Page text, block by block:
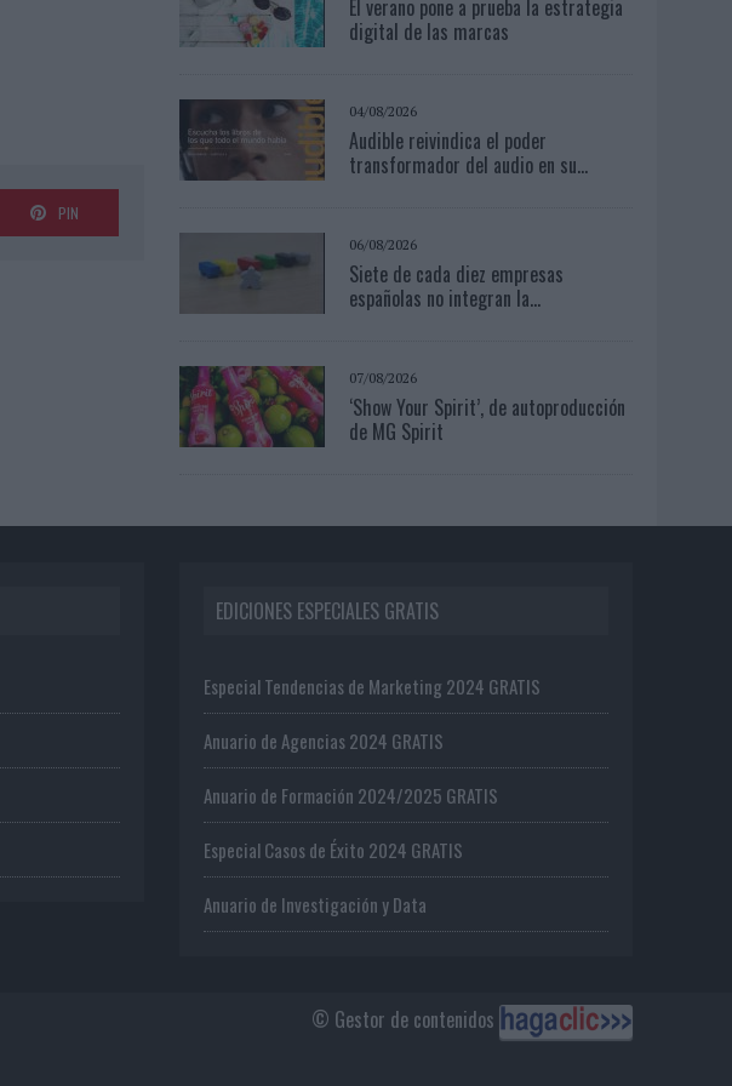
PIN
El verano pone a prueba la estrategia
digital de las marcas
04/08/2026
Audible reivindica el poder
transformador del audio en su...
06/08/2026
Siete de cada diez empresas
españolas no integran la...
07/08/2026
‘Show Your Spirit’, de autoproducción
de MG Spirit
EDICIONES ESPECIALES GRATIS
Especial Tendencias de Marketing 2024 GRATIS
Anuario de Agencias 2024 GRATIS
Anuario de Formación 2024/2025 GRATIS
Especial Casos de Éxito 2024 GRATIS
Anuario de Investigación y Data
© Gestor de contenidos